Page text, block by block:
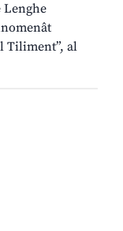
Lenghe
Tiliment”, al